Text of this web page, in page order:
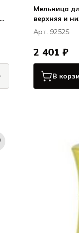
Мельница
верхняя и
ТАОРМИНА /
Арт. 9252S
2 401 ₽
В